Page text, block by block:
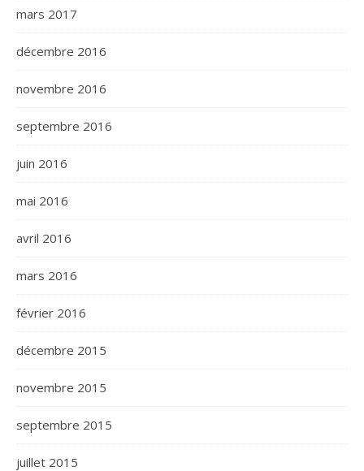
mars 2017
décembre 2016
novembre 2016
septembre 2016
juin 2016
mai 2016
avril 2016
mars 2016
février 2016
décembre 2015
novembre 2015
septembre 2015
juillet 2015